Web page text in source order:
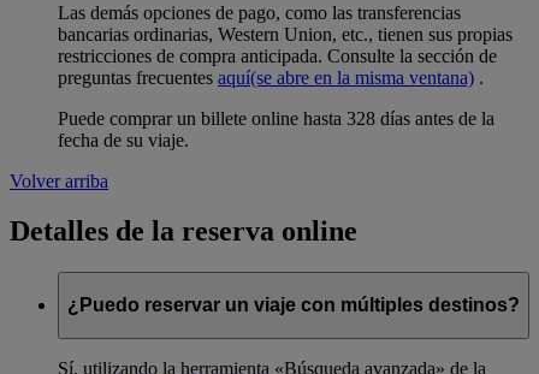
Las demás opciones de pago, como las transferencias
bancarias ordinarias, Western Union, etc., tienen sus propias
restricciones de compra anticipada. Consulte la sección de
preguntas frecuentes aquí(se abre en la misma ventana) .
Puede comprar un billete online hasta 328 días antes de la
fecha de su viaje.
Volver arriba
Detalles de la reserva online
¿Puedo reservar un viaje con múltiples destinos?
Sí, utilizando la herramienta «Búsqueda avanzada» de la